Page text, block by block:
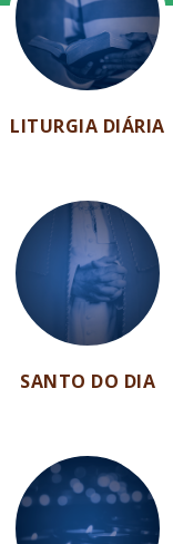
LITURGIA DIÁRIA
SANTO DO DIA